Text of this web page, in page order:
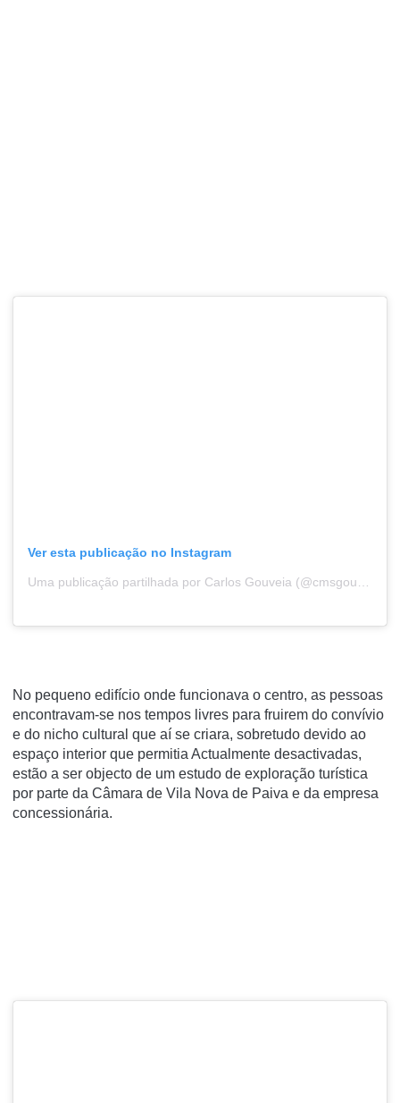
Ver esta publicação no Instagram
No pequeno edifício onde funcionava o centro, as pessoas
encontravam-se nos tempos livres para fruirem do convívio
e do nicho cultural que aí se criara, sobretudo devido ao
espaço interior que permitia Actualmente desactivadas,
estão a ser objecto de um estudo de exploração turística
por parte da Câmara de Vila Nova de Paiva e da empresa
concessionária.